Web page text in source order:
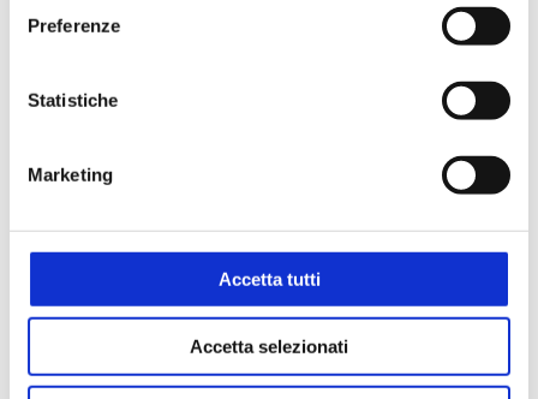
Preferenze
Statistiche
Marketing
Accetta tutti
Accetta selezionati
spettrofotometrico a seguito delle trasformazioni
concentrazione dei vari analiti ricercati.
Enologico Farmaceutico